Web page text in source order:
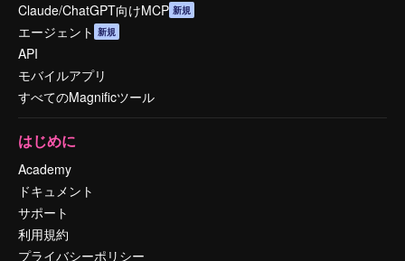
Claude/ChatGPT向けMCP 新規
エージェント 新規
API
モバイルアプリ
すべてのMagnificツール
はじめに
Academy
ドキュメント
サポート
利用規約
プライバシーポリシー